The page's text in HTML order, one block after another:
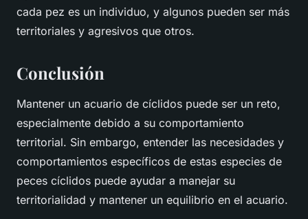
cada pez es un individuo, y algunos pueden ser más
territoriales y agresivos que otros.
Conclusión
Mantener un acuario de cíclidos puede ser un reto,
especialmente debido a su comportamiento
territorial. Sin embargo, entender las necesidades y
comportamientos específicos de estas especies de
peces cíclidos puede ayudar a manejar su
territorialidad y mantener un equilibrio en el acuario.